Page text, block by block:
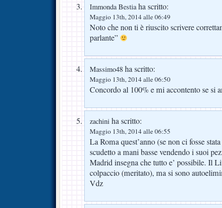
Immonda Bestiaha scritto:
Maggio 13th, 2014 alle 06:49
Noto che non ti è riuscito scrivere
parlante”
Massimo48 ha scritto:
Maggio 13th, 2014 alle 06:50
Concordo al 100% e mi accontento se si
zachini ha scritto:
Maggio 13th, 2014 alle 06:55
La Roma quest’anno (se non ci fosse
scudetto a mani basse vendendo i suoi
Madrid insegna che tutto e’ possibile. Il
colpaccio (meritato), ma si sono
Vdz